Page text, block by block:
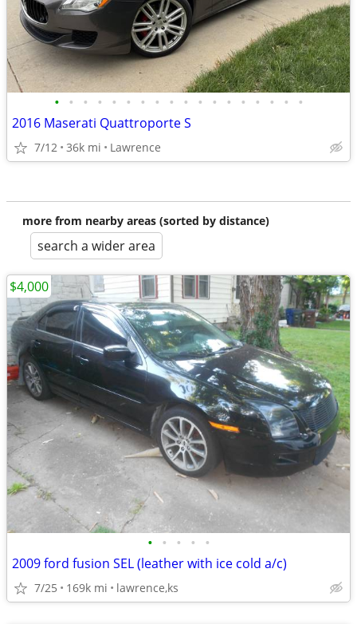
• • • • • • • • • • • • • • • • • •
2016 Maserati Quattroporte S
7/12 36k mi Lawrence
more from nearby areas (sorted by distance)
search a wider area
• • • • •
2009 ford fusion SEL (leather with ice cold a/c)
7/25 169k mi lawrence,ks
$4,000